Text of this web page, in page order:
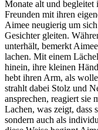
Monate alt und
Freunden mit ihren
Aimee neugierig um
Gesichter gleiten.
unterhält, bemerkt
lachen. Mit einem
hinein, ihre kleinen
hebt ihren Arm, als
strahlt dabei Stolz und
ansprechen, reagiert sie
Lachen, was zeigt, dass
sondern auch als